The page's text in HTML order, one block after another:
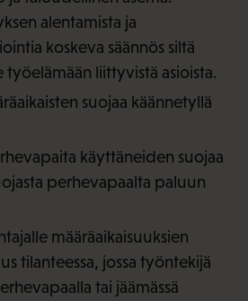
alentamista ja
koskeva säännös siltä
työelämään liittyvistä asioista.
suojaa käännetyllä
käyttäneiden suojaa
perhevapaalta paluun
määräaikaisuuksien
tilanteessa, jossa työntekijä
tai jäämässä